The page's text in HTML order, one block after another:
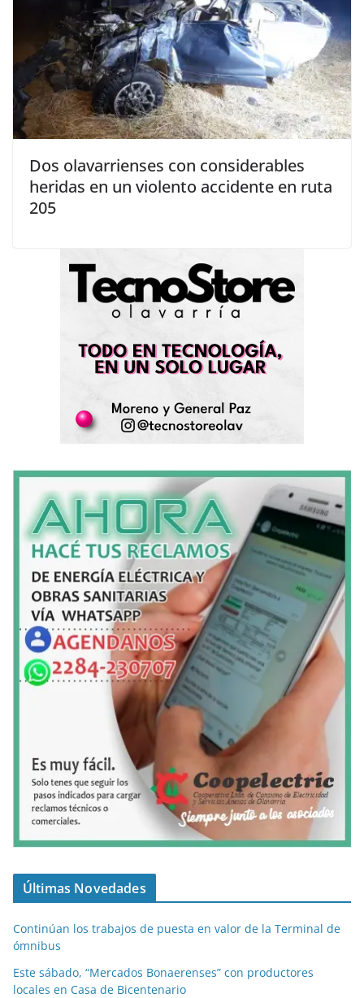
Dos olavarrienses con considerables
heridas en un violento accidente en ruta
205
Últimas Novedades
Continúan los trabajos de puesta en valor de la Terminal de
ómnibus
Este sábado, “Mercados Bonaerenses” con productores
locales en Casa de Bicentenario